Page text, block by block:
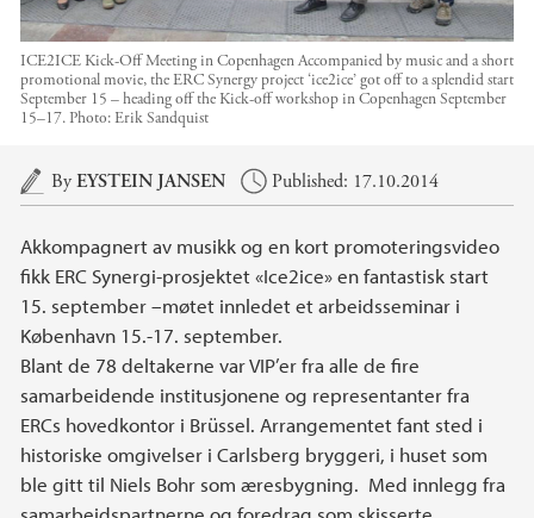
ICE2ICE Kick-Off Meeting in Copenhagen Accompanied by music and a short
promotional movie, the ERC Synergy project ‘ice2ice’ got off to a splendid start
September 15 – heading off the Kick-off workshop in Copenhagen September
15–17. Photo:Erik Sandquist
Main content
ByEYSTEIN JANSEN Published: 17.10.2014
Akkompagnert av musikk og en kort promoteringsvideo
fikk ERC Synergi-prosjektet «Ice2ice» en fantastisk start
15. september –møtet innledet et arbeidsseminar i
København 15.-17. september.
Blant de 78 deltakerne var VIP’er fra alle de fire
samarbeidende institusjonene og representanter fra
ERCs hovedkontor i Brüssel. Arrangementet fant sted i
historiske omgivelser i Carlsberg bryggeri, i huset som
ble gitt til Niels Bohr som æresbygning. Med innlegg fra